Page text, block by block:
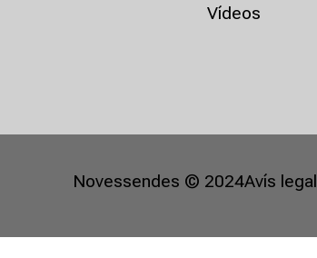
Vídeos
Novessendes © 2024Avís legal